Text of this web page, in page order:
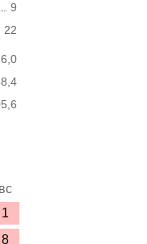
9
22
вс
1
8